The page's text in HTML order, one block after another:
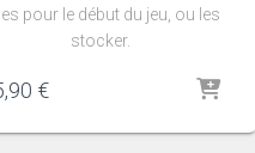
pour le début du jeu, ou les
stocker.
€